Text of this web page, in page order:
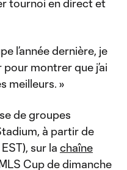
tournoi en direct et
l’année dernière, je
montrer que j’ai
meilleurs. »
de groupes
à partir de
sur la chaîne
Cup de dimanche